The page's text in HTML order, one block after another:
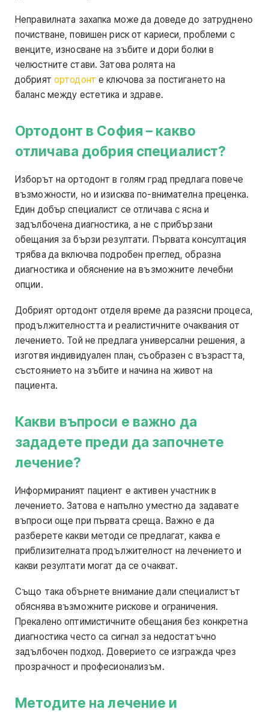
Неправилната захапка може да доведе до затруднено
почистване, повишен риск от кариеси, проблеми с
венците, износване на зъбите и дори болки в
челюстните стави. Затова ролята на
добрият ортодонт е ключова за постигането на
баланс между естетика и здраве.
Ортодонт в София – какво
отличава добрия специалист?
Изборът на ортодонт в голям град предлага повече
възможности, но и изисква по-внимателна преценка.
Един добър специалист се отличава с ясна и
задълбочена диагностика, а не с прибързани
обещания за бързи резултати. Първата консултация
трябва да включва подробен преглед, образна
диагностика и обяснение на възможните лечебни
опции.
Добрият ортодонт отделя време да разясни процеса,
продължителността и реалистичните очаквания от
лечението. Той не предлага универсални решения, а
изготвя индивидуален план, съобразен с възрастта,
състоянието на зъбите и начина на живот на
пациента.
Какви въпроси е важно да
зададете преди да започнете
лечение?
Информираният пациент е активен участник в
лечението. Затова е напълно уместно да задавате
въпроси още при първата среща. Важно е да
разберете какви методи се предлагат, каква е
приблизителната продължителност на лечението и
какви резултати могат да се очакват.
Също така обърнете внимание дали специалистът
обяснява възможните рискове и ограничения.
Прекалено оптимистичните обещания без конкретна
диагностика често са сигнал за недостатъчно
задълбочен подход. Доверието се изгражда чрез
прозрачност и професионализъм.
Методите на лечение и